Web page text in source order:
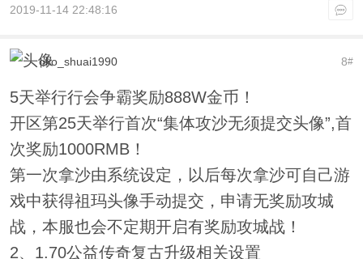
2019-11-14 22:48:16
8#
oko_shuai1990
5天举行行会争霸奖励888W金币！
开区第25天举行首次“集体攻沙无须提交头像”,首
次奖励1000RMB！
第一次拿沙由系统设定，以后每次拿沙可自己游
戏中获得祖玛头像手动提交，申请无奖励攻城
战，本服也会不定期开启有奖励攻城战！
2、1.70公益传奇复古升级相关设置